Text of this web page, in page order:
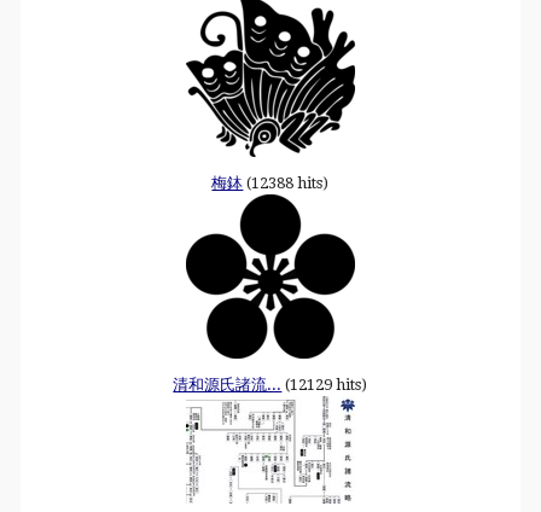
梅鉢 (12388 hits)
清和源氏諸流... (12129 hits)